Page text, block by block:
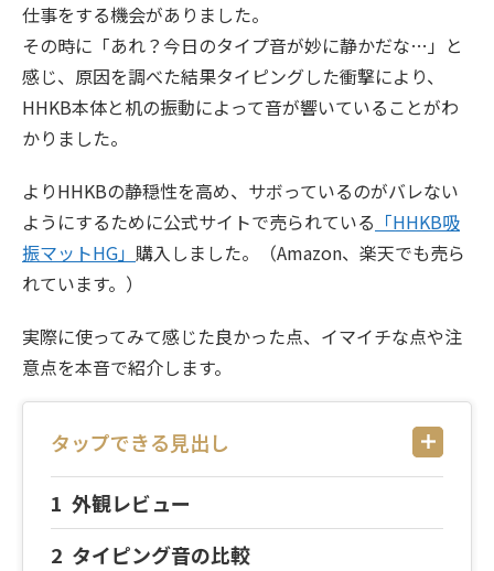
仕事をする機会がありました。
その時に「あれ？今日のタイプ音が妙に静かだな…」と
感じ、原因を調べた結果タイピングした衝撃により、
HHKB本体と机の振動によって音が響いていることがわ
かりました。
よりHHKBの静穏性を高め、サボっているのがバレない
ようにするために公式サイトで売られている 「HHKB吸
振マットHG」 購入しました。（Amazon、楽天でも売ら
れています。）
実際に使ってみて感じた良かった点、イマイチな点や注
意点を本音で紹介します。
タップできる見出し
外観レビュー
タイピング音の比較